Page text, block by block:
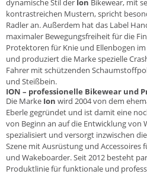
dynamische Stil der Ion Bikewear, mit
kontrastreichen Mustern, spricht
Radler an. Außerdem hat das Label
maximaler Bewegungsfreiheit für die
Protektoren für Knie und Ellenbogen
und produziert die Marke spezielle
Fahrer mit schützenden
und Steißbein.
ION – professionelle Bikewear und
Die Marke Ion wird 2004 von dem
Eberle gegründet und ist damit eine
von Beginn an auf die Entwicklung von
spezialisiert und versorgt inzwischen
Szene mit Ausrüstung und Accessoires
und Wakeboarder. Seit 2012 besteht
Produktlinie für funktionale und